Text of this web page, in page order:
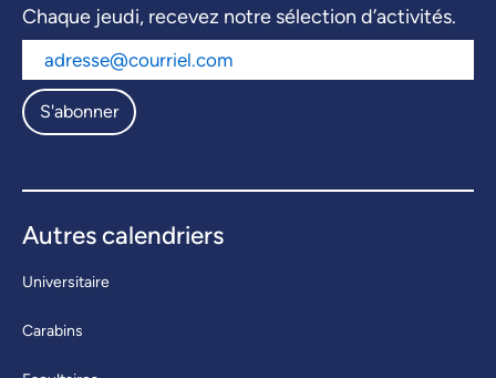
Chaque jeudi, recevez notre sélection d’activités.
S'abonner
Autres calendriers
Universitaire
Carabins